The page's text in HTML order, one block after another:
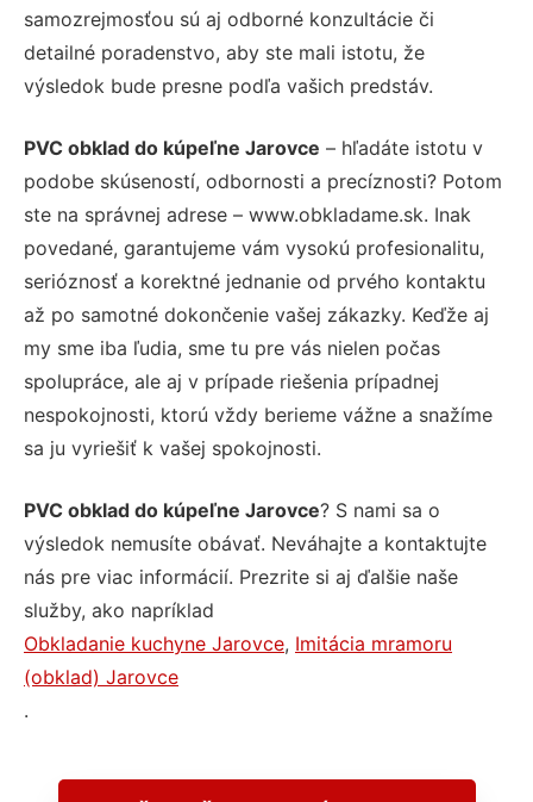
samozrejmosťou sú aj odborné konzultácie či
detailné poradenstvo, aby ste mali istotu, že
výsledok bude presne podľa vašich predstáv.
PVC obklad do kúpeľne Jarovce – hľadáte istotu v
podobe skúseností, odbornosti a precíznosti? Potom
ste na správnej adrese – www.obkladame.sk. Inak
povedané, garantujeme vám vysokú profesionalitu,
serióznosť a korektné jednanie od prvého kontaktu
až po samotné dokončenie vašej zákazky. Keďže aj
my sme iba ľudia, sme tu pre vás nielen počas
spolupráce, ale aj v prípade riešenia prípadnej
nespokojnosti, ktorú vždy berieme vážne a snažíme
sa ju vyriešiť k vašej spokojnosti.
PVC obklad do kúpeľne Jarovce? S nami sa o
výsledok nemusíte obávať. Neváhajte a kontaktujte
nás pre viac informácií. Prezrite si aj ďalšie naše
služby, ako napríklad
Obkladanie kuchyne Jarovce, Imitácia mramoru
(obklad) Jarovce
.